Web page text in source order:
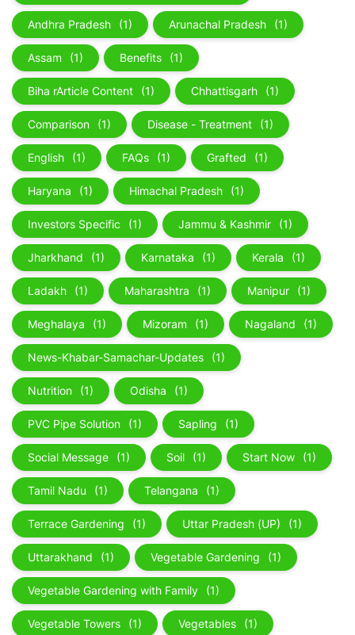
Andhra Pradesh (1) Arunachal Pradesh (1)
Assam (1) Benefits (1)
Biha rArticle Content (1) Chhattisgarh (1)
Comparison (1) Disease - Treatment (1)
English (1) FAQs (1) Grafted (1)
Haryana (1) Himachal Pradesh (1)
Investors Specific (1) Jammu & Kashmir (1)
Jharkhand (1) Karnataka (1) Kerala (1)
Ladakh (1) Maharashtra (1) Manipur (1)
Meghalaya (1) Mizoram (1) Nagaland (1)
News-Khabar-Samachar-Updates (1)
Nutrition (1) Odisha (1)
PVC Pipe Solution (1) Sapling (1)
Social Message (1) Soil (1) Start Now (1)
Tamil Nadu (1) Telangana (1)
Terrace Gardening (1) Uttar Pradesh (UP) (1)
Uttarakhand (1) Vegetable Gardening (1)
Vegetable Gardening with Family (1)
Vegetable Towers (1) Vegetables (1)